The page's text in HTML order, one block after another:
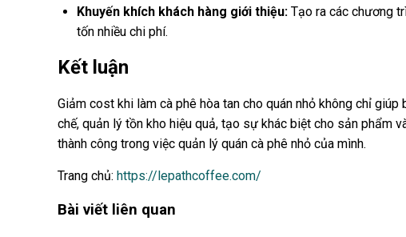
Khuyến khích khách hàng giới thiệu: Tạo ra các chương
tốn nhiều chi phí.
Kết luận
Giảm cost khi làm cà phê hòa tan cho quán nhỏ không chỉ
chế, quản lý tồn kho hiệu quả, tạo sự khác biệt cho sản phẩm
thành công trong việc quản lý quán cà phê nhỏ của mình.
Trang chủ: https://lepathcoffee.com/
Bài viết liên quan